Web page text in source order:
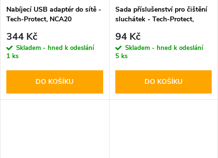
Nabíjecí USB adaptér do sítě -
Tech-Protect, NCA20
344 Kč
Skladem - hned k odeslání
1 ks
DO KOŠÍKU
Sada příslušenství pro čištění
sluchátek - Tech-Protect,
94 Kč
Skladem - hned k odeslání
5 ks
DO KOŠÍKU